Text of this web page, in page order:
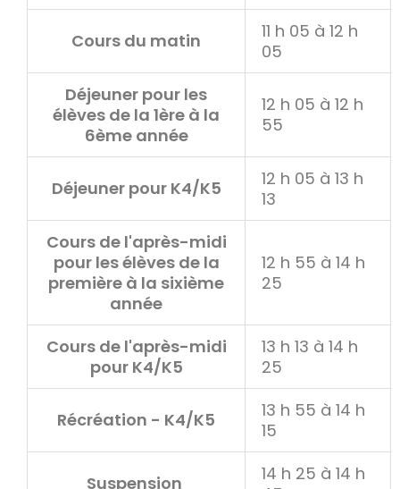
Cours du matin
11 h 05 à 12 h
05
Déjeuner pour les
élèves de la 1ère à la
6ème année
12 h 05 à 12 h
55
Déjeuner pour K4/K5
12 h 05 à 13 h
13
Cours de l'après-midi
pour les élèves de la
première à la sixième
année
12 h 55 à 14 h
25
Cours de l'après-midi
pour K4/K5
13 h 13 à 14 h
25
Récréation - K4/K5
13 h 55 à 14 h
15
Suspension
14 h 25 à 14 h